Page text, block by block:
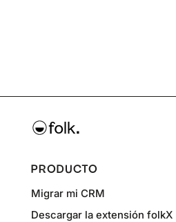
PRODUCTO
Migrar mi CRM
Descargar la extensión folkX